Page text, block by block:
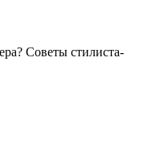
Советы стилиста-